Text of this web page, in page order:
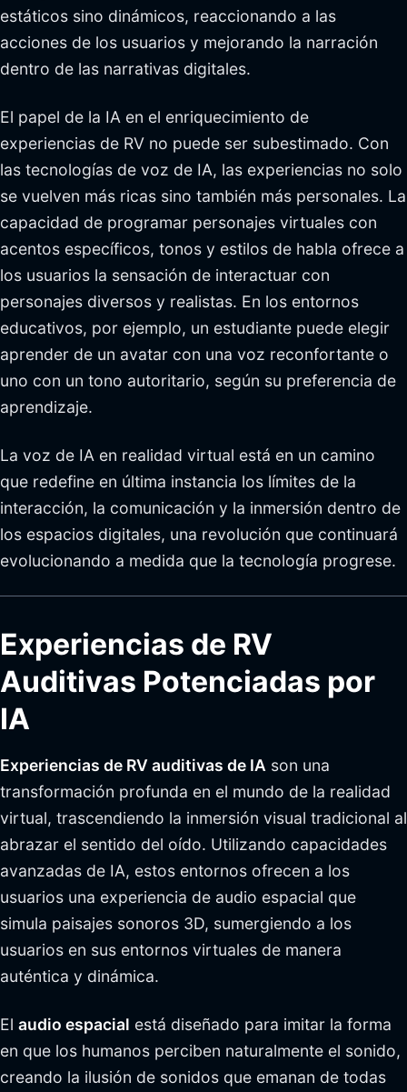
estáticos sino dinámicos, reaccionando a las
acciones de los usuarios y mejorando la narración
dentro de las narrativas digitales.
El papel de la IA en el enriquecimiento de
experiencias de RV no puede ser subestimado. Con
las tecnologías de voz de IA, las experiencias no solo
se vuelven más ricas sino también más personales. La
capacidad de programar personajes virtuales con
acentos específicos, tonos y estilos de habla ofrece a
los usuarios la sensación de interactuar con
personajes diversos y realistas. En los entornos
educativos, por ejemplo, un estudiante puede elegir
aprender de un avatar con una voz reconfortante o
uno con un tono autoritario, según su preferencia de
aprendizaje.
La voz de IA en realidad virtual está en un camino
que redefine en última instancia los límites de la
interacción, la comunicación y la inmersión dentro de
los espacios digitales, una revolución que continuará
evolucionando a medida que la tecnología progrese.
Experiencias de RV
Auditivas Potenciadas por
IA
Experiencias de RV auditivas de IA son una
transformación profunda en el mundo de la realidad
virtual, trascendiendo la inmersión visual tradicional al
abrazar el sentido del oído. Utilizando capacidades
avanzadas de IA, estos entornos ofrecen a los
usuarios una experiencia de audio espacial que
simula paisajes sonoros 3D, sumergiendo a los
usuarios en sus entornos virtuales de manera
auténtica y dinámica.
El audio espacial está diseñado para imitar la forma
en que los humanos perciben naturalmente el sonido,
creando la ilusión de sonidos que emanan de todas